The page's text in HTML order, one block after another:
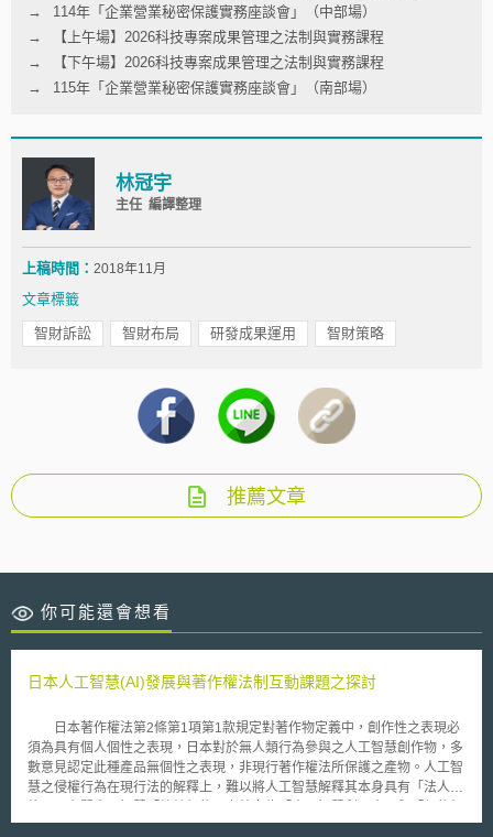
114年「企業營業秘密保護實務座談會」（中部場）
【上午場】2026科技專案成果管理之法制與實務課程
【下午場】2026科技專案成果管理之法制與實務課程
115年「企業營業秘密保護實務座談會」（南部場）
林冠宇
主任 編譯整理
上稿時間： 2018年11月
文章標籤
智財訴訟 智財布局 研發成果運用 智財策略
推薦文章
你可能還會想看
日本人工智慧(AI)發展與著作權法制互動課題之探討
日本著作權法第2條第1項第1款規定對著作物定義中，創作性之表現必
須為具有個人個性之表現，日本對於無人類行為參與之人工智慧創作物，多
數意見認定此種產品無個性之表現，非現行著作權法所保護之產物。人工智
慧之侵權行為在現行法的解釋上，難以將人工智慧解釋其本身具有「法人
對人」間發生契約之法律效果。日本政府及學者對人工智慧之探討，一般會